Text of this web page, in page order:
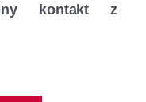
kontakt z